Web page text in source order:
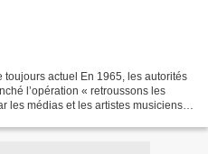
toujours actuel En 1965, les autorités
l’opération « retroussons les
les médias et les artistes musiciens.